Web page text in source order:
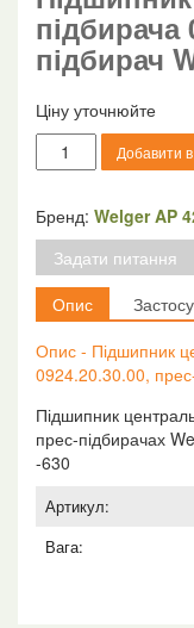
підбирача
підбирач
Ціну уточнюйте
Підшипник
центрального
підбирача
0924.20.30.00,
прес-
підбирач
Welger
Добавити
Бренд: Welger AP
Задати питання
Опис
Опис - Підшипник
0924.20.30.00,
Підшипник
прес-підбирачах
-630
Артикул:
Вага: